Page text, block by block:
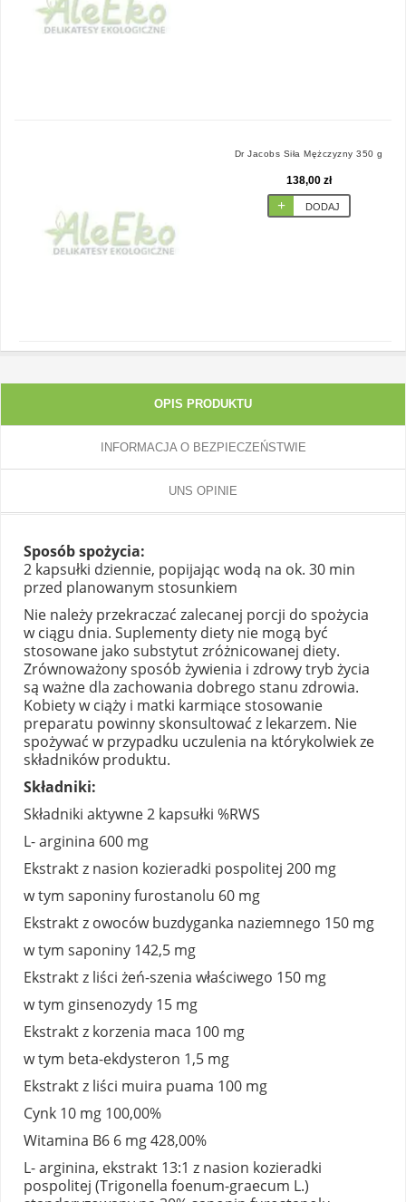
Dr Jacobs Siła Mężczyzny 350 g
138,00 zł
DODAJ
OPIS PRODUKTU
INFORMACJA O BEZPIECZEŃSTWIE
UNS OPINIE
Sposób spożycia:
2 kapsułki dziennie, popijając wodą na ok. 30 min
przed planowanym stosunkiem
Nie należy przekraczać zalecanej porcji do spożycia
w ciągu dnia. Suplementy diety nie mogą być
stosowane jako substytut zróżnicowanej diety.
Zrównoważony sposób żywienia i zdrowy tryb życia
są ważne dla zachowania dobrego stanu zdrowia.
Kobiety w ciąży i matki karmiące stosowanie
preparatu powinny skonsultować z lekarzem. Nie
spożywać w przypadku uczulenia na którykolwiek ze
składników produktu.
Składniki:
Składniki aktywne 2 kapsułki %RWS
L- arginina 600 mg
Ekstrakt z nasion kozieradki pospolitej 200 mg
w tym saponiny furostanolu 60 mg
Ekstrakt z owoców buzdyganka naziemnego 150 mg
w tym saponiny 142,5 mg
Ekstrakt z liści żeń-szenia właściwego 150 mg
w tym ginsenozydy 15 mg
Ekstrakt z korzenia maca 100 mg
w tym beta-ekdysteron 1,5 mg
Ekstrakt z liści muira puama 100 mg
Cynk 10 mg 100,00%
Witamina B6 6 mg 428,00%
L- arginina, ekstrakt 13:1 z nasion kozieradki
pospolitej (Trigonella foenum-graecum L.)